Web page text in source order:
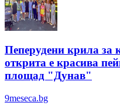
Пеперудени крила за
открита е красива
площад "Дунав"
9meseca.bg